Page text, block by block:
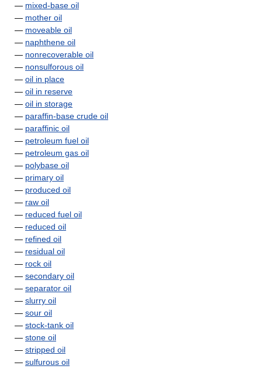
— mixed-base oil
— mother oil
— moveable oil
— naphthene oil
— nonrecoverable oil
— nonsulforous oil
— oil in place
— oil in reserve
— oil in storage
— paraffin-base crude oil
— paraffinic oil
— petroleum fuel oil
— petroleum gas oil
— polybase oil
— primary oil
— produced oil
— raw oil
— reduced fuel oil
— reduced oil
— refined oil
— residual oil
— rock oil
— secondary oil
— separator oil
— slurry oil
— sour oil
— stock-tank oil
— stone oil
— stripped oil
— sulfurous oil